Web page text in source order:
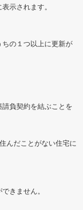
示されます。
の１つ以上に更新が
負契約を結ぶことを
んだことがない住宅に
きません。